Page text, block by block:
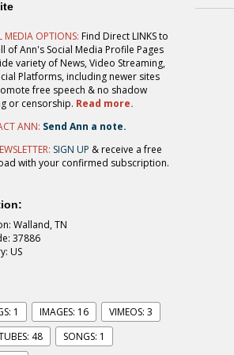
MEDIA OPTIONS: Find Direct LINKS to
of Ann's Social Media Profile Pages
variety of News, Video Streaming,
Platforms, including newer sites
free speech & no shadow
or censorship. Read more.
ANN: Send Ann a note.
SIGN UP & receive a free
with your confirmed subscription.
Walland, TN
37886
US
1 IMAGES: 16
VIMEOS: 3
48
SONGS: 1